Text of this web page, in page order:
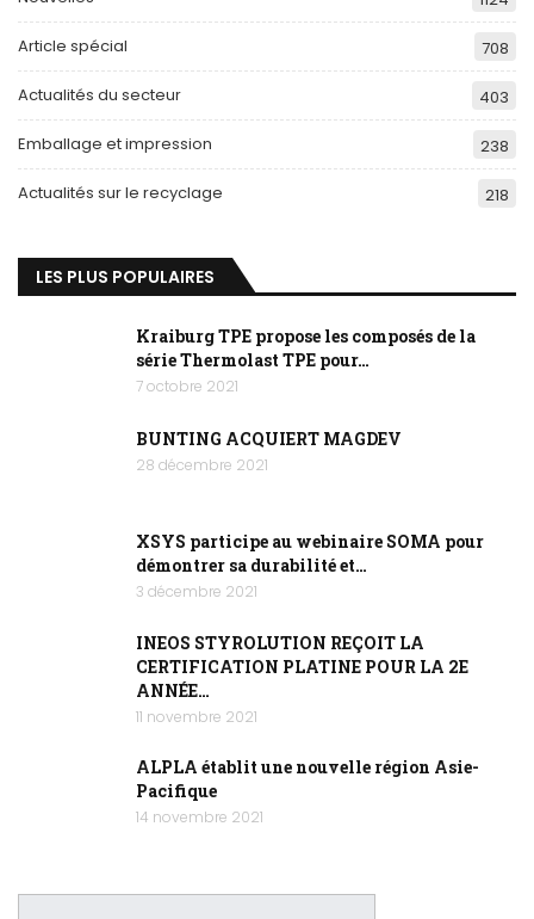
Article spécial 708
Actualités du secteur 403
Emballage et impression 238
Actualités sur le recyclage 218
LES PLUS POPULAIRES
Kraiburg TPE propose les composés de la
série Thermolast TPE pour…
7 octobre 2021
BUNTING ACQUIERT MAGDEV
28 décembre 2021
XSYS participe au webinaire SOMA pour
démontrer sa durabilité et…
3 décembre 2021
INEOS STYROLUTION REÇOIT LA
CERTIFICATION PLATINE POUR LA 2E
ANNÉE…
11 novembre 2021
ALPLA établit une nouvelle région Asie-
Pacifique
14 novembre 2021